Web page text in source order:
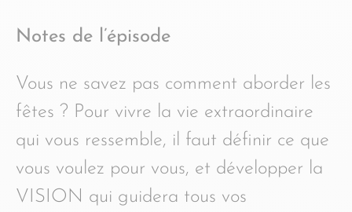
Notes de l’épisode
Vous ne savez pas comment aborder les
fêtes ? Pour vivre la vie extraordinaire
qui vous ressemble, il faut définir ce que
vous voulez pour vous, et développer la
VISION qui guidera tous vos